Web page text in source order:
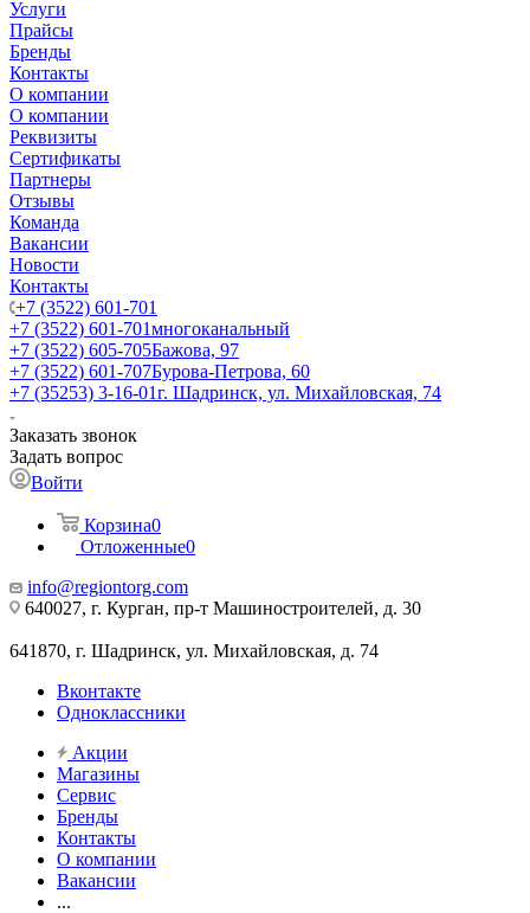
Услуги
Прайсы
Бренды
Контакты
О компании
О компании
Реквизиты
Сертификаты
Партнеры
Отзывы
Команда
Вакансии
Новости
Контакты
+7 (3522) 601-701
+7 (3522) 601-701многоканальный
+7 (3522) 605-705Бажова, 97
+7 (3522) 601-707Бурова-Петрова, 60
+7 (35253) 3-16-01г. Шадринск, ул. Михайловская, 74
Заказать звонок
Задать вопрос
Войти
Корзина0
Отложенные0
info@regiontorg.com
640027, г. Курган, пр-т Машиностроителей, д. 30
641870, г. Шадринск, ул. Михайловская, д. 74
Вконтакте
Одноклассники
Акции
Магазины
Сервис
Бренды
Контакты
О компании
Вакансии
...